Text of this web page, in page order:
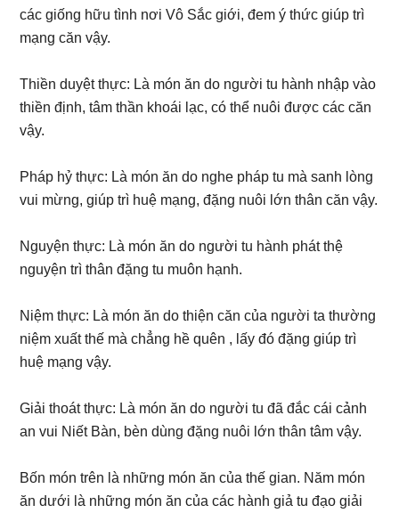
các giống hữu tình nơi Vô Sắc giới, đem ý thức giúp trì
mạng căn vậy.
Thiền duyệt thực: Là món ăn do người tu hành nhập vào
thiền định, tâm thần khoái lạc, có thể nuôi được các căn
vậy.
Pháp hỷ thực: Là món ăn do nghe pháp tu mà sanh lòng
vui mừng, giúp trì huệ mạng, đặng nuôi lớn thân căn vậy.
Nguyện thực: Là món ăn do người tu hành phát thệ
nguyện trì thân đặng tu muôn hạnh.
Niệm thực: Là món ăn do thiện căn của người ta thường
niệm xuất thế mà chẳng hề quên , lấy đó đặng giúp trì
huệ mạng vậy.
Giải thoát thực: Là món ăn do người tu đã đắc cái cảnh
an vui Niết Bàn, bèn dùng đặng nuôi lớn thân tâm vậy.
Bốn món trên là những món ăn của thế gian. Năm món
ăn dưới là những món ăn của các hành giả tu đạo giải